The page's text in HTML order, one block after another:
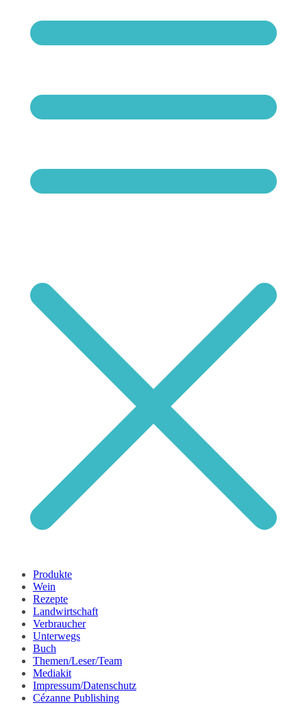
Produkte
Wein
Rezepte
Landwirtschaft
Verbraucher
Unterwegs
Buch
Themen/Leser/Team
Mediakit
Impressum/Datenschutz
Cézanne Publishing